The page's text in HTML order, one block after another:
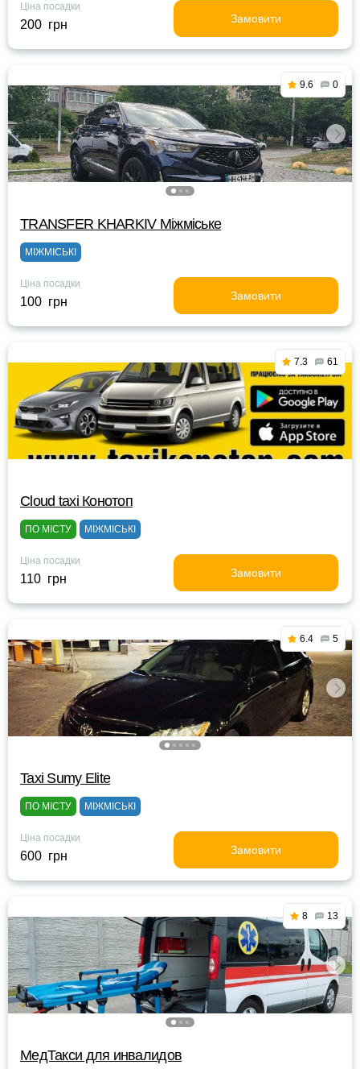
Ціна посадки
200 грн Замовити
9.6 0
TRANSFER KHARKIV Міжміське
МІЖМІСЬКІ
Ціна посадки
100 грн Замовити
7.3 61
Cloud taxi Конотоп
ПО МІСТУ МІЖМІСЬКІ
Ціна посадки
110 грн Замовити
6.4 5
Taxi Sumy Elite
ПО МІСТУ МІЖМІСЬКІ
Ціна посадки
600 грн Замовити
8 13
МедТакси для инвалидов